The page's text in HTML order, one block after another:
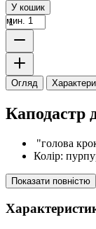
У кошик
мин. 1
Огляд
Каподастр
"голова
Колір:
Показати повністю